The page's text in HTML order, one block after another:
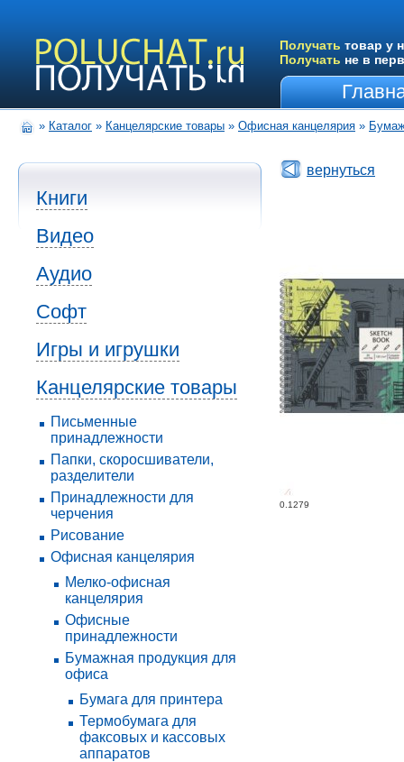
Получать товар у
Получать не в
» Каталог » Канцелярские товары » Офисная канцелярия »
Книги
Видео
Аудио
Софт
Игры и игрушки
Канцелярские товары
Письменные
принадлежности
Папки, скоросшиватели,
разделители
Принадлежности для
черчения
Рисование
Офисная канцелярия
Мелко-офисная
канцелярия
Офисные
принадлежности
Бумажная продукция для
офиса
Бумага для принтера
Термобумага для
факсовых и кассовых
аппаратов
вернуться
0.1279